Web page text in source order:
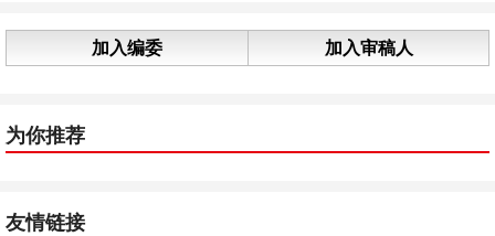
加入编委 加入审稿人
为你推荐
友情链接